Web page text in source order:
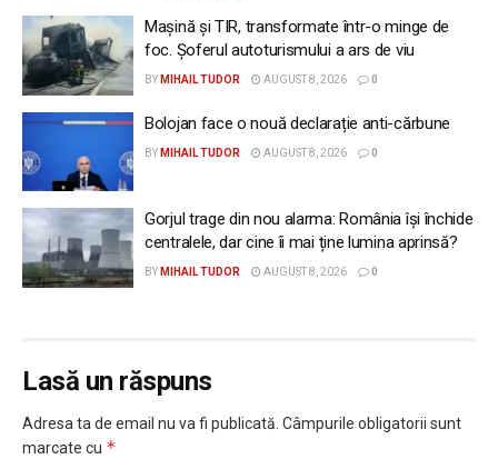
Mașină și TIR, transformate într-o minge de
foc. Șoferul autoturismului a ars de viu
BY MIHAIL TUDOR AUGUST 8, 2026 0
Bolojan face o nouă declarație anti-cărbune
BY MIHAIL TUDOR AUGUST 8, 2026 0
Gorjul trage din nou alarma: România își închide
centralele, dar cine îi mai ține lumina aprinsă?
BY MIHAIL TUDOR AUGUST 8, 2026 0
Lasă un răspuns
Adresa ta de email nu va fi publicată. Câmpurile obligatorii sunt
marcate cu *